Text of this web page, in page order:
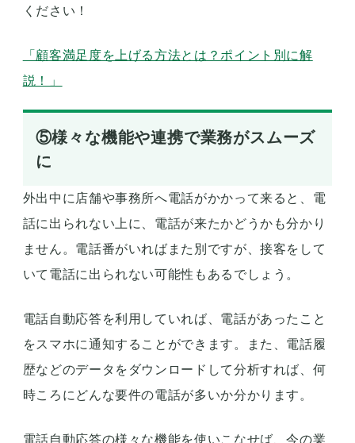
ください！
「顧客満足度を上げる方法とは？ポイント別に解
説！」
⑤様々な機能や連携で業務がスムーズ
に
外出中に店舗や事務所へ電話がかかって来ると、電
話に出られない上に、電話が来たかどうかも分かり
ません。電話番がいればまた別ですが、接客をして
いて電話に出られない可能性もあるでしょう。
電話自動応答を利用していれば、電話があったこと
をスマホに通知することができます。また、電話履
歴などのデータをダウンロードして分析すれば、何
時ころにどんな要件の電話が多いか分かります。
電話自動応答の様々な機能を使いこなせば、今の業